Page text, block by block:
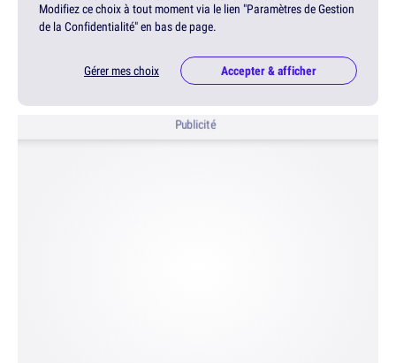
Modifiez ce choix à tout moment via le lien "Paramètres de Gestion
de la Confidentialité" en bas de page.
Gérer mes choix Accepter & afficher
Publicité